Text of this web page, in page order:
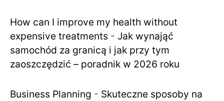
How can I improve my health without
expensive treatments - Jak wynająć
samochód za granicą i jak przy tym
zaoszczędzić – poradnik w 2026 roku
Business Planning - Skuteczne sposoby na